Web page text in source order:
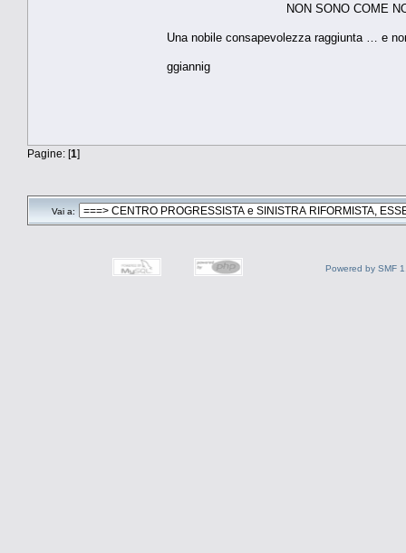
NON SONO COME
Una nobile consapevolezza raggiunta … e
ggiannig
Pagine: [1]
Vai a:
Powered by SMF